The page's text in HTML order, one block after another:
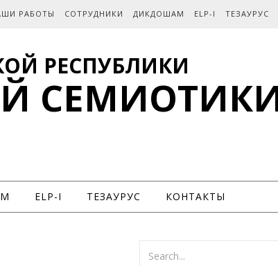
РАБОТЫ СОТРУДНИКИ ДИКДОШАМ ELP-I ТЕЗАУРУС
РЕСПУБЛИКИ
ELP-I ТЕЗАУРУС КОНТАКТЫ